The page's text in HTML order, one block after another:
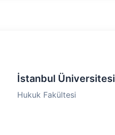
İstanbul Üniversitesi
Hukuk Fakültesi